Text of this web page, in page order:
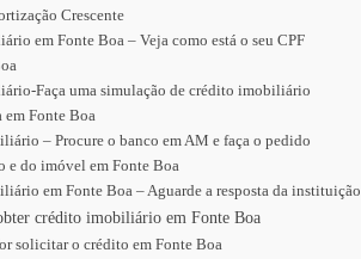
Crescente
em Fonte Boa – Veja como está o seu CPF
Faça uma simulação de crédito imobiliário
Fonte Boa
– Procure o banco em AM e faça o pedido
e do imóvel em Fonte Boa
em Fonte Boa – Aguarde a resposta da instituição
crédito imobiliário em Fonte Boa
solicitar o crédito em Fonte Boa